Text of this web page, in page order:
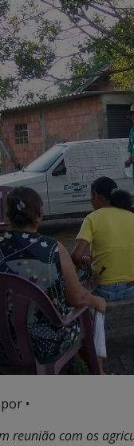
por •
reunião com os